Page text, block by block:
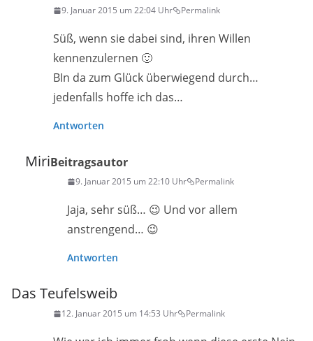
9. Januar 2015 um 22:04 Uhr Permalink
Süß, wenn sie dabei sind, ihren Willen
kennenzulernen 🙂
BIn da zum Glück überwiegend durch…
jedenfalls hoffe ich das…
Antworten
MiriBeitragsautor
9. Januar 2015 um 22:10 Uhr Permalink
Jaja, sehr süß… 😉 Und vor allem
anstrengend… 😉
Antworten
Das Teufelsweib
12. Januar 2015 um 14:53 Uhr Permalink